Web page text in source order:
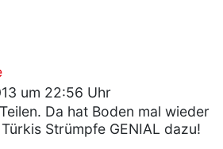
um 22:56 Uhr
Da hat Boden mal wieder
Strümpfe GENIAL dazu!